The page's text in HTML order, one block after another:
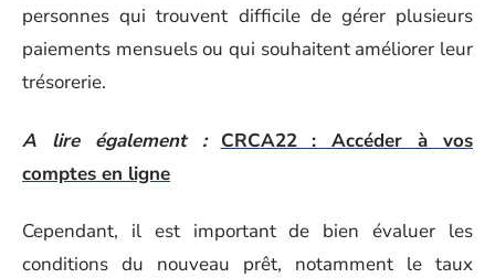
personnes qui trouvent difficile de gérer plusieurs
paiements mensuels ou qui souhaitent améliorer leur
trésorerie.
A lire également :
CRCA22 : Accéder à vos
comptes en ligne
Cependant, il est important de bien évaluer les
conditions du nouveau prêt, notamment le taux